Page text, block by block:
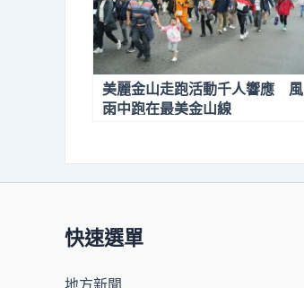
美麗金山走跑活動千人響應 風
雨中跑在最美金山線
快速選單